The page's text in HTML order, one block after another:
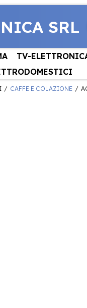
SRL
TV-
CAFFE E COLAZIONE